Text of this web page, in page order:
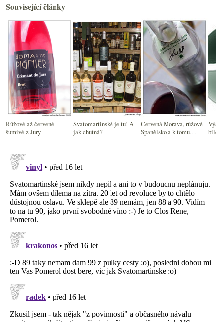
Související články
Růžové až červené
šumivé z Jury
Svatomartinské je tu! A
jak chutná?
Červená Morava, růžové
Španělsko a k tomu
bílé